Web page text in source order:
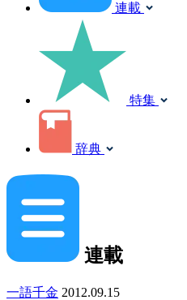
連載
特集
辞典
連載
一語千金 2012.09.15